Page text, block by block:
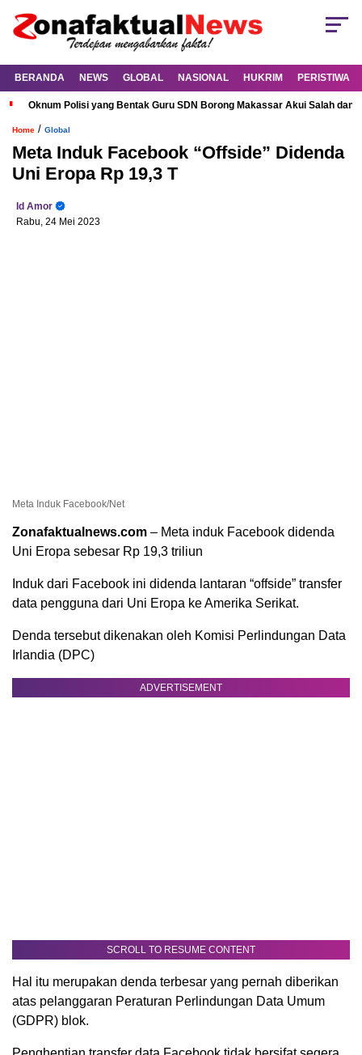
BERANDA NEWS GLOBAL NASIONAL HUKRIM PERISTIWA
Oknum Polisi yang Bentak Guru SDN Borong Makassar Akui Salah dan
Home / Global
Meta Induk Facebook “Offside” Didenda
Uni Eropa Rp 19,3 T
Id Amor
Rabu, 24 Mei 2023
Meta Induk Facebook/Net
Zonafaktualnews.com – Meta induk Facebook didenda
Uni Eropa sebesar Rp 19,3 triliun
Induk dari Facebook ini didenda lantaran “offside” transfer
data pengguna dari Uni Eropa ke Amerika Serikat.
Denda tersebut dikenakan oleh Komisi Perlindungan Data
Irlandia (DPC)
ADVERTISEMENT
SCROLL TO RESUME CONTENT
Hal itu merupakan denda terbesar yang pernah diberikan
atas pelanggaran Peraturan Perlindungan Data Umum
(GDPR) blok.